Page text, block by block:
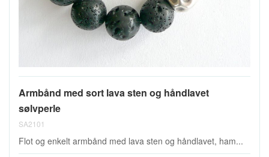
Armbånd med sort lava sten og håndlavet
sølvperle
SA2101
Flot og enkelt armbånd med lava sten og håndlavet, ham...